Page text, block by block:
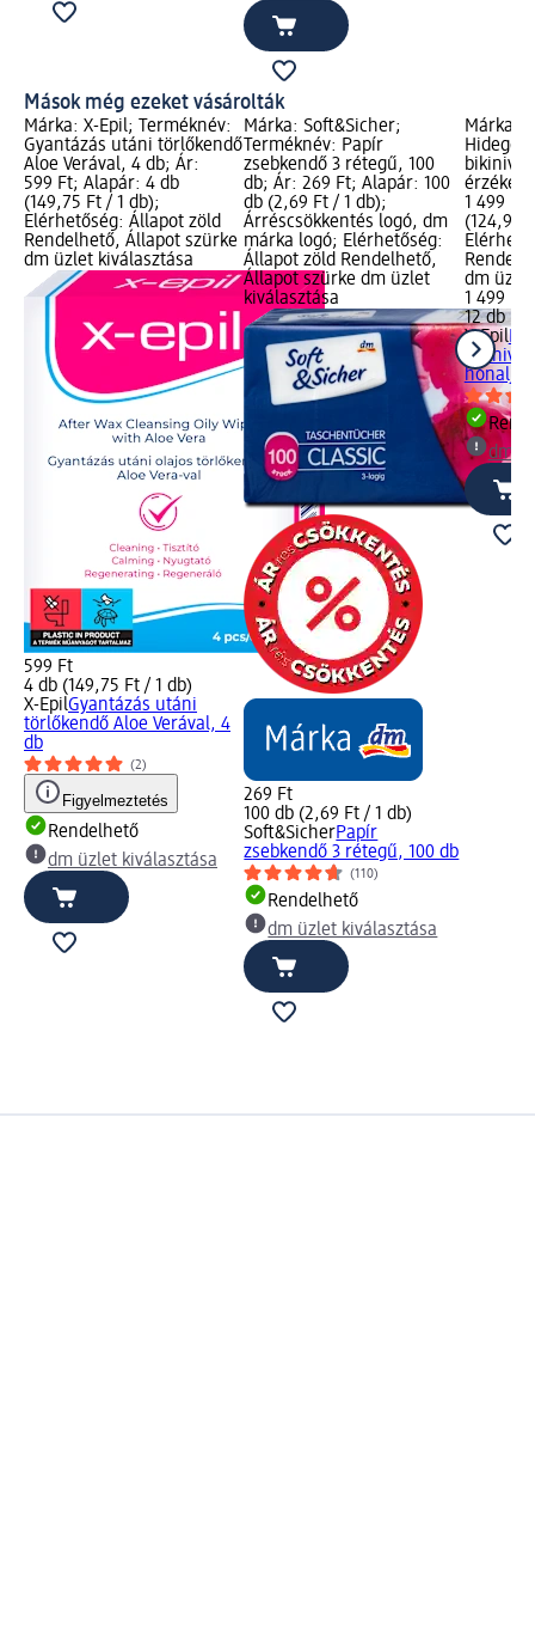
Mások még ezeket vásárolták
Márka: X-Epil; Terméknév:
Gyantázás utáni törlőkendő
Aloe Verával, 4 db; Ár:
599 Ft; Alapár: 4 db
(149,75 Ft / 1 db);
Elérhetőség: Állapot zöld
Rendelhető, Állapot szürke
dm üzlet kiválasztása
599 Ft
4 db (149,75 Ft / 1 db)
X-EpilGyantázás utáni
törlőkendő Aloe Verával, 4
db
(2)
Figyelmeztetés
Rendelhető
dm üzlet kiválasztása
Márka: Soft&Sicher;
Terméknév: Papír
zsebkendő 3 rétegű, 100
db; Ár: 269 Ft; Alapár: 100
db (2,69 Ft / 1 db);
Árréscsökkentés logó, dm
márka logó; Elérhetőség:
Állapot zöld Rendelhető,
Állapot szürke dm üzlet
kiválasztása
269 Ft
100 db (2,69 Ft / 1 db)
Soft&SicherPapír
zsebkendő 3 rétegű, 100 db
(110)
Rendelhető
dm üzlet kiválasztása
Márka:
1 499
(124,92
dm
1 499 Ft
12 db
X-Epil
dm